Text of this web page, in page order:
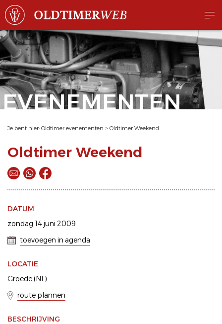
EVENEMENTEN
Je bent hier: Oldtimer evenementen > Oldtimer Weekend
Oldtimer Weekend
DATUM
zondag 14 juni 2009
toevoegen in agenda
LOCATIE
Groede (NL)
route plannen
BESCHRIJVING